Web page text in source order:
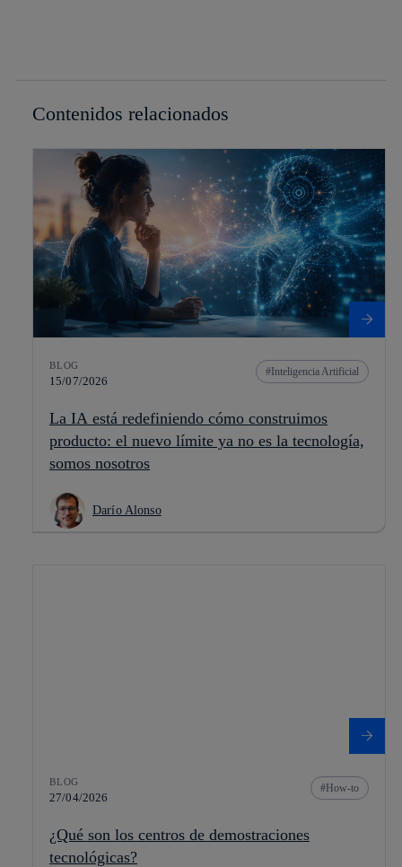
Contenidos relacionados
BLOG
15/07/2026
Inteligencia Artificial
La IA está redefiniendo cómo construimos
producto: el nuevo límite ya no es la tecnología,
somos nosotros
Darío Alonso
BLOG
27/04/2026
How-to
¿Qué son los centros de demostraciones
tecnológicas?